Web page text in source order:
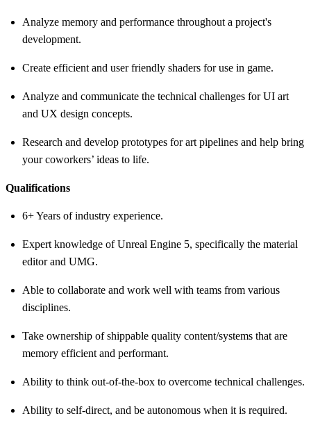
Analyze memory and performance throughout a project's
development.
Create efficient and user friendly shaders for use in game.
Analyze and communicate the technical challenges for UI art
and UX design concepts.
Research and develop prototypes for art pipelines and help bring
your coworkers’ ideas to life.
Qualifications
6+ Years of industry experience.
Expert knowledge of Unreal Engine 5, specifically the material
editor and UMG.
Able to collaborate and work well with teams from various
disciplines.
Take ownership of shippable quality content/systems that are
memory efficient and performant.
Ability to think out-of-the-box to overcome technical challenges.
Ability to self-direct, and be autonomous when it is required.